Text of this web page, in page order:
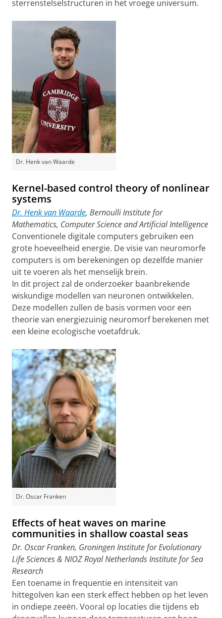
sterrenstelselstructuren in het vroege universum.
Dr. Henk van Waarde
Kernel-based control theory of nonlinear
systems
Dr. Henk van Waarde, Bernoulli Institute for
Mathematics, Computer Science and Artificial Intelligence
Conventionele digitale computers gebruiken een
grote hoeveelheid energie. De visie van neuromorfe
computers is om berekeningen op dezelfde manier
uit te voeren als het menselijk brein.
In dit project zal de onderzoeker baanbrekende
wiskundige modellen van neuronen ontwikkelen.
Deze modellen zullen de basis vormen voor een
theorie van energiezuinig neuromorf berekenen met
een kleine ecologische voetafdruk.
Dr. Oscar Franken
Effects of heat waves on marine
communities in shallow coastal seas
Dr. Oscar Franken, Groningen Institute for Evolutionary
Life Sciences & NIOZ Royal Netherlands Institute for Sea
Research
Een toename in frequentie en intensiteit van
hittegolven kan een sterk effect hebben op het leven
in ondiepe zeeën. Vooral op locaties die tijdens eb